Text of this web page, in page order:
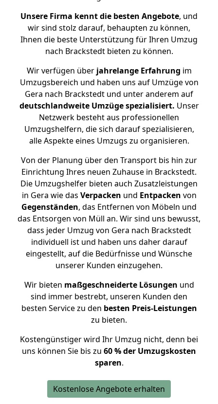
Unsere Firma kennt die besten Angebote, und
wir sind stolz darauf, behaupten zu können,
Ihnen die beste Unterstützung für Ihren Umzug
nach Brackstedt bieten zu können.
Wir verfügen überjahrelange Erfahrung im
Umzugsbereich und haben uns auf Umzüge von
Gera nach Brackstedt und unter anderem auf
deutschlandweite Umzüge spezialisiert. Unser
Netzwerk besteht aus professionellen
Umzugshelfern, die sich darauf spezialisieren,
alle Aspekte eines Umzugs zu organisieren.
Von der Planung über den Transport bis hin zur
Einrichtung Ihres neuen Zuhause in Brackstedt.
Die Umzugshelfer bieten auch Zusatzleistungen
in Gera wie das Verpacken und Entpacken von
Gegenständen, das Entfernen von Möbeln und
das Entsorgen von Müll an. Wir sind uns bewusst,
dass jeder Umzug von Gera nach Brackstedt
individuell ist und haben uns daher darauf
eingestellt, auf die Bedürfnisse und Wünsche
unserer Kunden einzugehen.
Wir bieten maßgeschneiderte Lösungen und
sind immer bestrebt, unseren Kunden den
besten Service zu den besten Preis-Leistungen
zu bieten.
Kostengünstiger wird Ihr Umzug nicht, denn bei
uns können Sie bis zu 60 % der Umzugskosten
sparen.
Kostenlose Angebote erhalten